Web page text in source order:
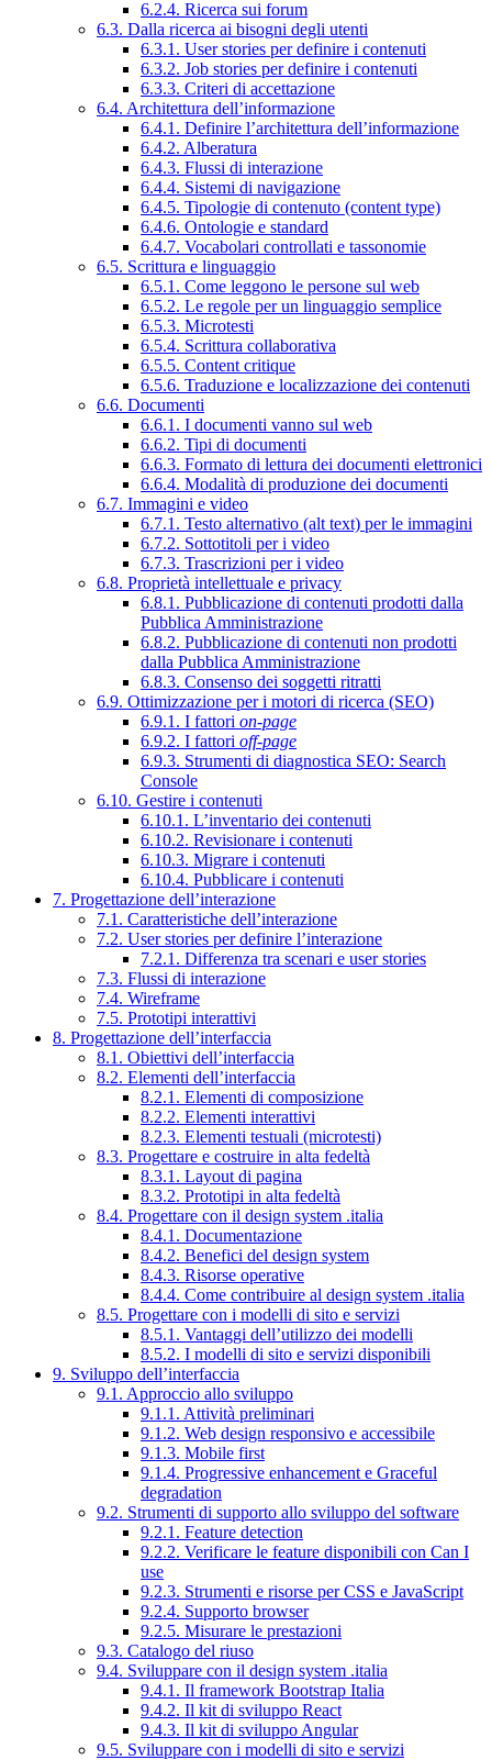
6.2.4. Ricerca sui forum
6.3. Dalla ricerca ai bisogni degli utenti
6.3.1. User stories per definire i contenuti
6.3.2. Job stories per definire i contenuti
6.3.3. Criteri di accettazione
6.4. Architettura dell’informazione
6.4.1. Definire l’architettura dell’informazione
6.4.2. Alberatura
6.4.3. Flussi di interazione
6.4.4. Sistemi di navigazione
6.4.5. Tipologie di contenuto (content type)
6.4.6. Ontologie e standard
6.4.7. Vocabolari controllati e tassonomie
6.5. Scrittura e linguaggio
6.5.1. Come leggono le persone sul web
6.5.2. Le regole per un linguaggio semplice
6.5.3. Microtesti
6.5.4. Scrittura collaborativa
6.5.5. Content critique
6.5.6. Traduzione e localizzazione dei contenuti
6.6. Documenti
6.6.1. I documenti vanno sul web
6.6.2. Tipi di documenti
6.6.3. Formato di lettura dei documenti elettronici
6.6.4. Modalità di produzione dei documenti
6.7. Immagini e video
6.7.1. Testo alternativo (alt text) per le immagini
6.7.2. Sottotitoli per i video
6.7.3. Trascrizioni per i video
6.8. Proprietà intellettuale e privacy
6.8.1. Pubblicazione di contenuti prodotti dalla
Pubblica Amministrazione
6.8.2. Pubblicazione di contenuti non prodotti
dalla Pubblica Amministrazione
6.8.3. Consenso dei soggetti ritratti
6.9. Ottimizzazione per i motori di ricerca (SEO)
6.9.1. I fattori on-page
6.9.2. I fattori off-page
6.9.3. Strumenti di diagnostica SEO: Search
Console
6.10. Gestire i contenuti
6.10.1. L’inventario dei contenuti
6.10.2. Revisionare i contenuti
6.10.3. Migrare i contenuti
6.10.4. Pubblicare i contenuti
7. Progettazione dell’interazione
7.1. Caratteristiche dell’interazione
7.2. User stories per definire l’interazione
7.2.1. Differenza tra scenari e user stories
7.3. Flussi di interazione
7.4. Wireframe
7.5. Prototipi interattivi
8. Progettazione dell’interfaccia
8.1. Obiettivi dell’interfaccia
8.2. Elementi dell’interfaccia
8.2.1. Elementi di composizione
8.2.2. Elementi interattivi
8.2.3. Elementi testuali (microtesti)
8.3. Progettare e costruire in alta fedeltà
8.3.1. Layout di pagina
8.3.2. Prototipi in alta fedeltà
8.4. Progettare con il design system .italia
8.4.1. Documentazione
8.4.2. Benefici del design system
8.4.3. Risorse operative
8.4.4. Come contribuire al design system .italia
8.5. Progettare con i modelli di sito e servizi
8.5.1. Vantaggi dell’utilizzo dei modelli
8.5.2. I modelli di sito e servizi disponibili
9. Sviluppo dell’interfaccia
9.1. Approccio allo sviluppo
9.1.1. Attività preliminari
9.1.2. Web design responsivo e accessibile
9.1.3. Mobile first
9.1.4. Progressive enhancement e Graceful
degradation
9.2. Strumenti di supporto allo sviluppo del software
9.2.1. Feature detection
9.2.2. Verificare le feature disponibili con Can I
use
9.2.3. Strumenti e risorse per CSS e JavaScript
9.2.4. Supporto browser
9.2.5. Misurare le prestazioni
9.3. Catalogo del riuso
9.4. Sviluppare con il design system .italia
9.4.1. Il framework Bootstrap Italia
9.4.2. Il kit di sviluppo React
9.4.3. Il kit di sviluppo Angular
9.5. Sviluppare con i modelli di sito e servizi